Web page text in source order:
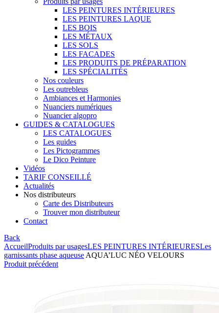
LES PEINTURES INTÉRIEURES
LES PEINTURES LAQUE
LES BOIS
LES MÉTAUX
LES SOLS
LES FACADES
LES PRODUITS DE PRÉPARATION
LES SPÉCIALITÉS
Nos couleurs
Les outrebleus
Ambiances et Harmonies
Nuanciers numériques
Nuancier algopro
GUIDES & CATALOGUES
LES CATALOGUES
Les guides
Les Pictogrammes
Le Dico Peinture
Vidéos
TARIF CONSEILLÉ
Actualités
Nos distributeurs
Carte des Distributeurs
Trouver mon distributeur
Contact
Back
AccueilProduits par usagesLES PEINTURES INTÉRIEURESLes
garnissants phase aqueuse AQUA’LUC NÉO VELOURS
Produit précédent